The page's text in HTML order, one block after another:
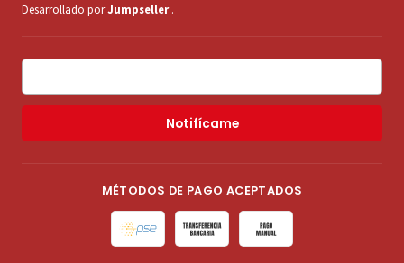
Desarrollado porJumpseller .
Notifícame
MÉTODOS DE PAGO ACEPTADOS